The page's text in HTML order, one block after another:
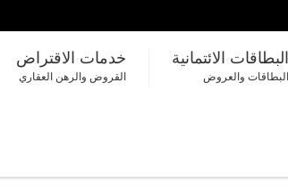
البطاقات الائتمانية
البطاقات والعروض
خدمات الاقتراض
القروض والرهن العقاري